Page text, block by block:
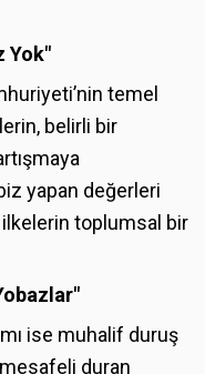
Yok"
temel
belirli bir
yapan değerleri
toplumsal bir
ise muhalif duruş
duran